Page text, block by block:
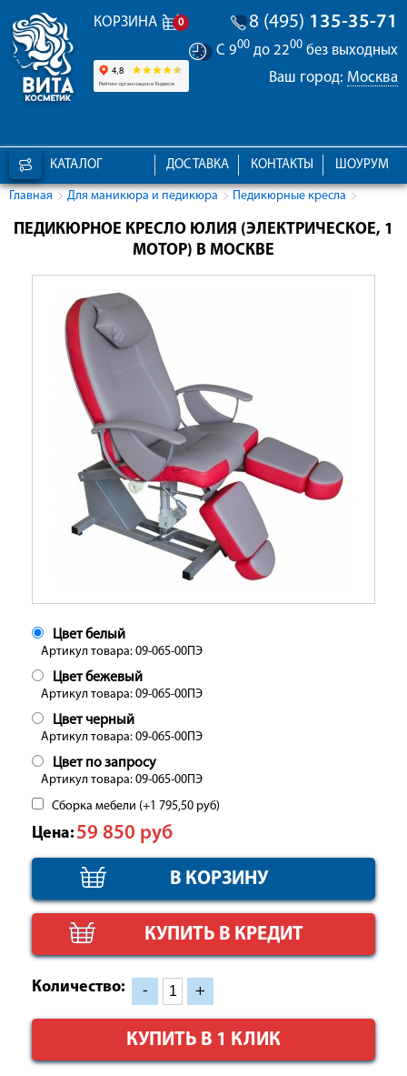
КОРЗИНА 0 8 (495) 135-35-71
С 900 до 2200 без выходных
Ваш город: Москва
КАТАЛОГ ШОУРУМ
КОНТАКТЫ
ДОСТАВКА
Главная Для маникюра и педикюра Педикюрные кресла
ПЕДИКЮРНОЕ КРЕСЛО ЮЛИЯ (ЭЛЕКТРИЧЕСКОЕ, 1
МОТОР) В МОСКВЕ
Цвет белый
Артикул товара: 09-065-00ПЭ
Цвет бежевый
Артикул товара: 09-065-00ПЭ
Цвет черный
Артикул товара: 09-065-00ПЭ
Цвет по запросу
Артикул товара: 09-065-00ПЭ
Сборка мебели (+1 795,50 руб)
Цена: 59 850 руб
КУПИТЬ В КРЕДИТ
Количество: - +
КУПИТЬ В 1 КЛИК